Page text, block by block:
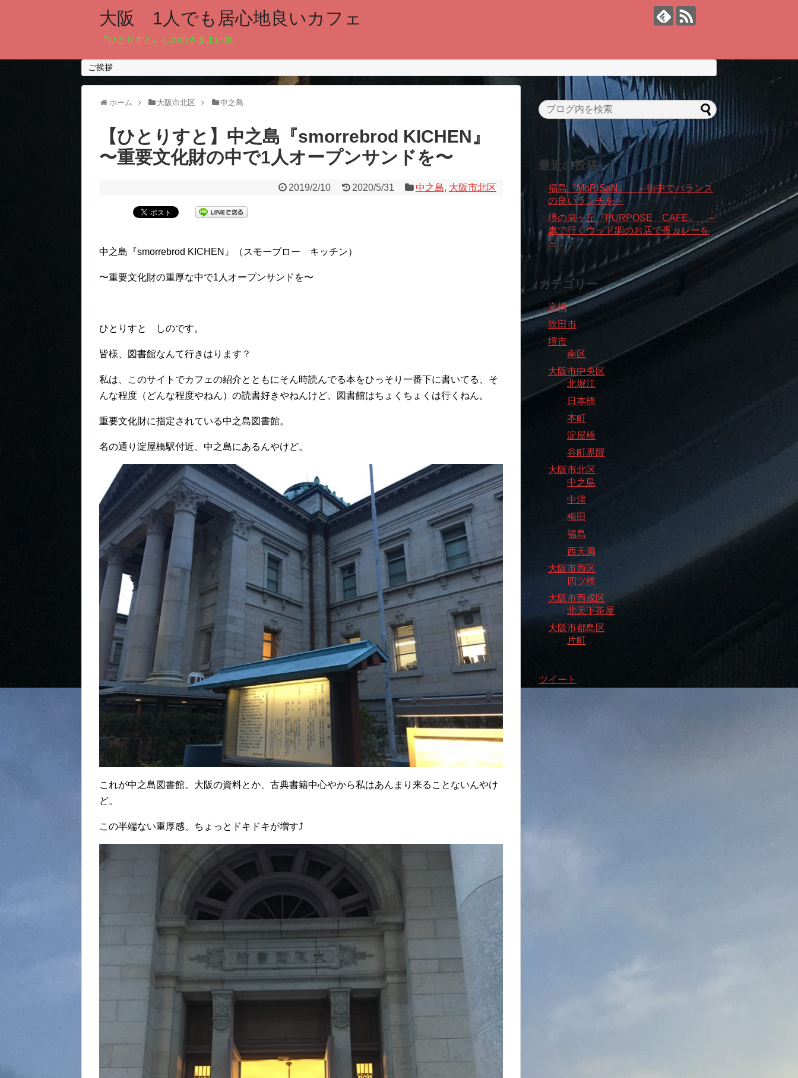
大阪 1人でも居心地良いカフェ
〝ひとりすと〟しののさまよい旅。
ご挨拶
ホーム 大阪市北区 中之島
【ひとりすと】中之島『smorrebrod KICHEN』
〜重要文化財の中で1人オープンサンドを〜
2019/2/10 2020/5/31 中之島, 大阪市北区
中之島『smorrebrod KICHEN』（スモーブロー キッチン）
〜重要文化財の重厚な中で1人オープンサンドを〜
ひとりすと しのです。
皆様、図書館なんて行きはります？
私は、このサイトでカフェの紹介とともにそん時読んでる本をひっそり一番下に書いてる、そ
んな程度（どんな程度やねん）の読書好きやねんけど、図書館はちょくちょくは行くねん。
重要文化財に指定されている中之島図書館。
名の通り淀屋橋駅付近、中之島にあるんやけど。
これが中之島図書館。大阪の資料とか、古典書籍中心やから私はあんまり来ることないんやけ
ど。
この半端ない重厚感、ちょっとドキドキが増す⤴︎
最近の投稿
福島『MoRiSaN』 ～街中でバランス
の良いランチを～
堺の泉ヶ丘『PURPOSE CAFE』 ～
車で行くウッド調のお店で夜カレーを
～
カテゴリー
京橋
吹田市
堺市
南区
大阪市中央区
北堀江
日本橋
本町
淀屋橋
谷町界隈
大阪市北区
中之島
中津
梅田
福島
西天満
大阪市西区
四ツ橋
大阪市西成区
北天下茶屋
大阪市都島区
片町
ツイート